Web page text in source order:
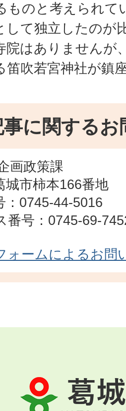
ものと考えられて
して独立したのが
院はありませんが
笛吹若宮神社が鎮
事に関するお
画政策課
城市柿本166番地
：0745-44-5016
番号：0745-69-
ォームによるお問
葛
城